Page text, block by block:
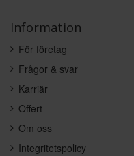
Information
För företag
Frågor & svar
Karriär
Offert
Om oss
Integritetspolicy